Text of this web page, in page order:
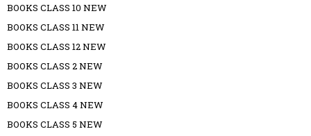
BOOKS CLASS 10 NEW
BOOKS CLASS 11 NEW
BOOKS CLASS 12 NEW
BOOKS CLASS 2 NEW
BOOKS CLASS 3 NEW
BOOKS CLASS 4 NEW
BOOKS CLASS 5 NEW